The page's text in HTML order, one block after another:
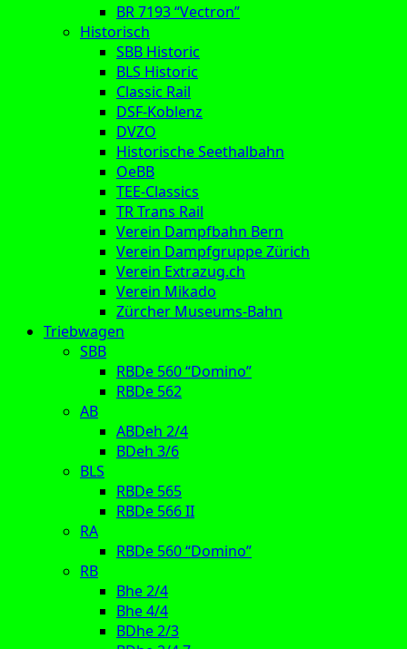
BR 7193 “Vectron”
Historisch
SBB Historic
BLS Historic
Classic Rail
DSF-Koblenz
DVZO
Historische Seethalbahn
OeBB
TEE-Classics
TR Trans Rail
Verein Dampfbahn Bern
Verein Dampfgruppe Zürich
Verein Extrazug.ch
Verein Mikado
Zürcher Museums-Bahn
Triebwagen
SBB
RBDe 560 “Domino”
RBDe 562
AB
ABDeh 2/4
BDeh 3/6
BLS
RBDe 565
RBDe 566 II
RA
RBDe 560 “Domino”
RB
Bhe 2/4
Bhe 4/4
BDhe 2/3